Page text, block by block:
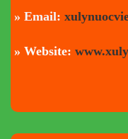
» Email:
» Website: